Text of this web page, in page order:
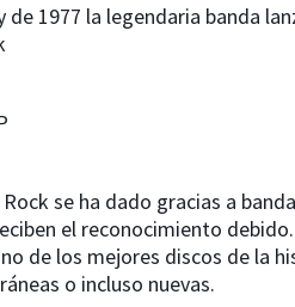
de 1977 la legendaria banda
se ha dado gracias a
el reconocimiento
de los mejores discos de la
o incluso nuevas.